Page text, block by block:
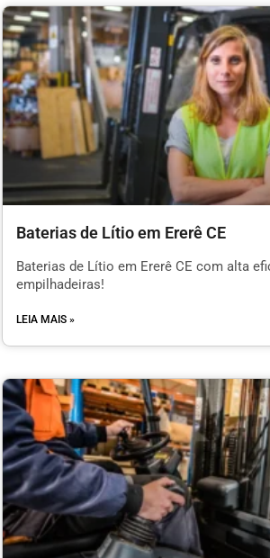
Baterias de Lítio em Ererê CE
Baterias de Lítio em Ererê CE com alta
empilhadeiras!
LEIA MAIS »